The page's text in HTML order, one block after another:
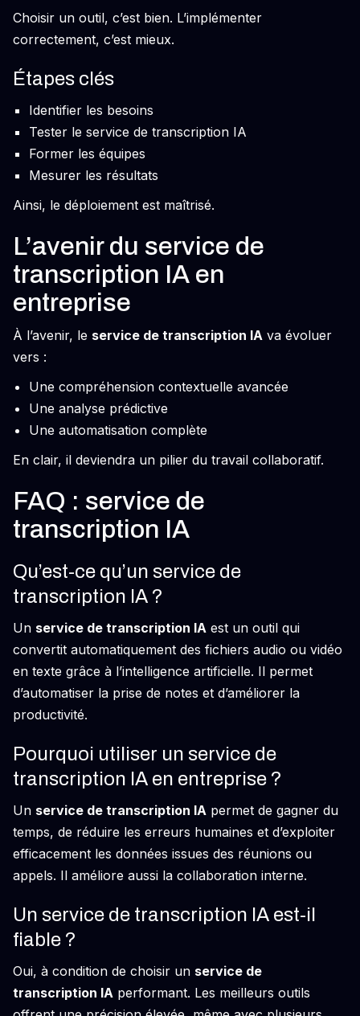
Choisir un outil, c’est bien. L’implémenter
correctement, c’est mieux.
Étapes clés
Identifier les besoins
Tester le service de transcription IA
Former les équipes
Mesurer les résultats
Ainsi, le déploiement est maîtrisé.
L’avenir du service de
transcription IA en
entreprise
À l’avenir, le service de transcription IA va évoluer
vers :
Une compréhension contextuelle avancée
Une analyse prédictive
Une automatisation complète
En clair, il deviendra un pilier du travail collaboratif.
FAQ : service de
transcription IA
Qu’est-ce qu’un service de
transcription IA ?
Un service de transcription IA est un outil qui
convertit automatiquement des fichiers audio ou vidéo
en texte grâce à l’intelligence artificielle. Il permet
d’automatiser la prise de notes et d’améliorer la
productivité.
Pourquoi utiliser un service de
transcription IA en entreprise ?
Un service de transcription IA permet de gagner du
temps, de réduire les erreurs humaines et d’exploiter
efficacement les données issues des réunions ou
appels. Il améliore aussi la collaboration interne.
Un service de transcription IA est-il
fiable ?
Oui, à condition de choisir un service de
transcription IA performant. Les meilleurs outils